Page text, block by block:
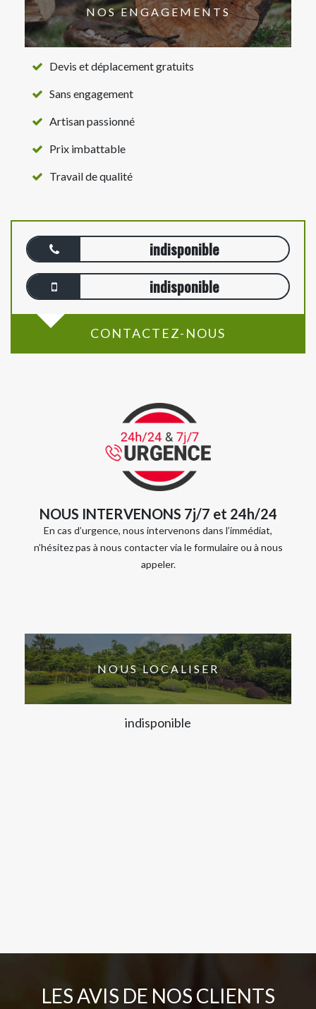
NOS ENGAGEMENTS
Devis et déplacement gratuits
Sans engagement
Artisan passionné
Prix imbattable
Travail de qualité
indisponible
indisponible
CONTACTEZ-NOUS
NOUS INTERVENONS 7j/7 et 24h/24
En cas d’urgence, nous intervenons dans l’immédiat,
n’hésitez pas à nous contacter via le formulaire ou à nous
appeler.
NOUS LOCALISER
indisponible
LES AVIS DE NOS CLIENTS